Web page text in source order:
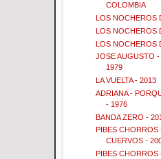
COLOMBIA
LOS NOCHEROS
LOS NOCHEROS
LOS NOCHEROS
JOSE AUGUSTO
1979
LA VUELTA - 2013
ADRIANA -
- 1976
BANDA ZERO -
PIBES CHORROS
CUERVOS -
PIBES